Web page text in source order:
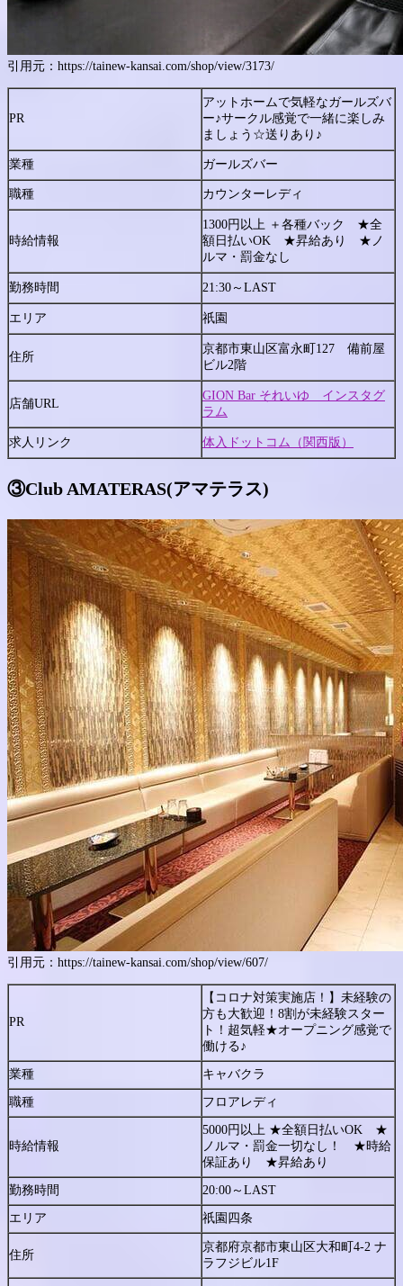
引用元：https://tainew-kansai.com/shop/view/3173/
PR
アットホームで気軽なガールズバ
ー♪サークル感覚で一緒に楽しみ
ましょう☆送りあり♪
業種 ガールズバー
職種 カウンターレディ
時給情報
1300円以上 ＋各種バック ★全
額日払いOK ★昇給あり ★ノ
ルマ・罰金なし
勤務時間 21:30～LAST
エリア 祇園
住所
京都市東山区富永町127 備前屋
ビル2階
店舗URL
GION Bar それいゆ インスタグ
ラム
求人リンク 体入ドットコム（関西版）
③Club AMATERAS(アマテラス)
引用元：https://tainew-kansai.com/shop/view/607/
PR
【コロナ対策実施店！】未経験の
方も大歓迎！8割が未経験スター
ト！超気軽★オープニング感覚で
働ける♪
業種 キャバクラ
職種 フロアレディ
時給情報
5000円以上 ★全額日払いOK ★
ノルマ・罰金一切なし！ ★時給
保証あり ★昇給あり
勤務時間 20:00～LAST
エリア 祇園四条
住所
京都府京都市東山区大和町4-2 ナ
ラフジビル1F